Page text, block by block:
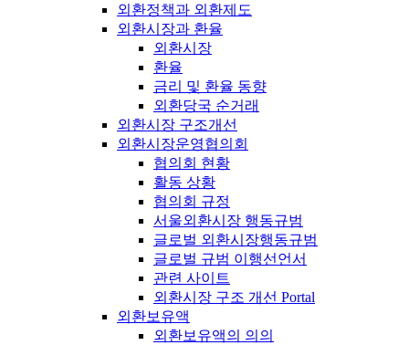
외환정책과 외환제도
외환시장과 환율
외환시장
환율
금리 및 환율 동향
외환당국 순거래
외환시장 구조개선
외환시장운영협의회
협의회 현황
활동 상황
협의회 규정
서울외환시장 행동규범
글로벌 외환시장행동규범
글로벌 규범 이행선언서
관련 사이트
외환시장 구조 개선 Portal
외환보유액
외환보유액의 의의